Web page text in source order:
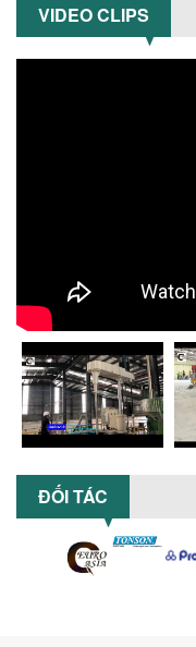
VIDEO CLIPS
ĐỐI TÁC